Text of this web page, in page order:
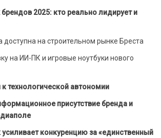
2025: кто реально лидирует и
на строительном рынке Бреста
на ИИ-ПК и игровые ноутбуки нового
технологической автономии
присутствие бренда и
конкуренцию за «единственный